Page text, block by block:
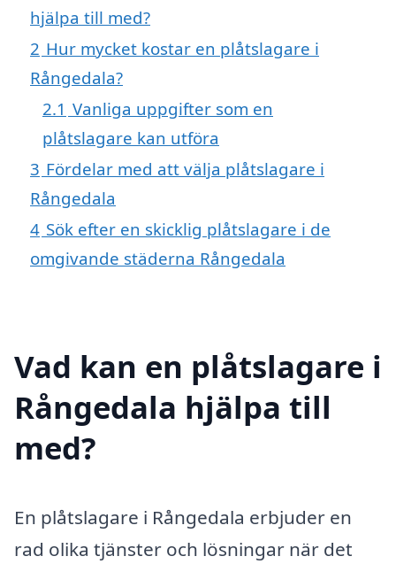
hjälpa till med?
2 Hur mycket kostar en plåtslagare i
Rångedala?
2.1 Vanliga uppgifter som en
plåtslagare kan utföra
3 Fördelar med att välja plåtslagare i
Rångedala
4 Sök efter en skicklig plåtslagare i de
omgivande städerna Rångedala
Vad kan en plåtslagare i
Rångedala hjälpa till
med?
En plåtslagare i Rångedala erbjuder en
rad olika tjänster och lösningar när det